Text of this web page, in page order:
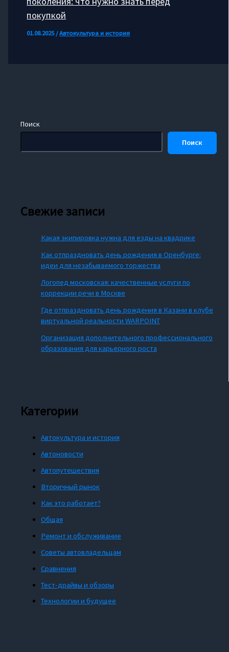
Поиск
Поиск
Свежие записи
Какая экипировка нужна для езды на квадрике
Как отпраздновать день рождения в Оренбурге:
идеи для незабываемого торжества
Логопед московская: качественные услуги по
коррекции речи в Москве
Где отпраздновать день рождения в Казани в клубе
виртуальной реальности WARPOINT
Организация дополнительного профессионального
образования для карьерного роста
Категории
Автокультура и история
Автоновости
Автопутешествия
Вторичный рынок
Как это работает?
Общая
Ремонт и обслуживание
Советы автовладельцам
Сравнения
Тест-драйвы и обзоры
Технологии и будущее
покупкой
01.08.2025/Автокультура и история